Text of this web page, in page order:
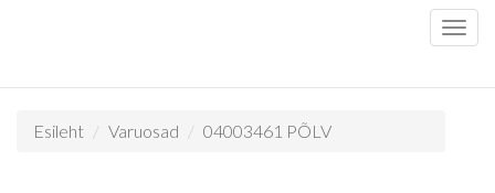
Esileht Varuosad 04003461 PÕLV